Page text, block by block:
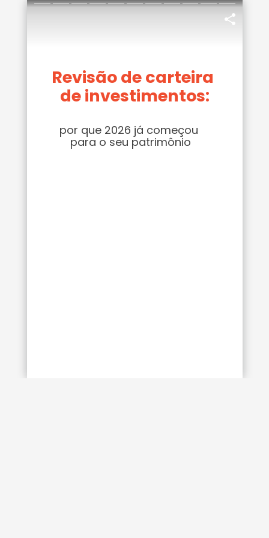
Revisão de carteira
de investimentos:
por que 2026 já começou
para o seu patrimônio